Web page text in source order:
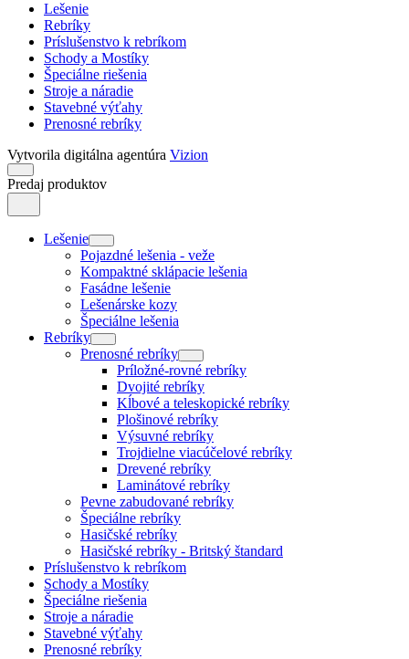
Lešenie
Rebríky
Príslušenstvo k rebríkom
Schody a Mostíky
Špeciálne riešenia
Stroje a náradie
Stavebné výťahy
Prenosné rebríky
Vytvorila digitálna agentúra Vizion
Predaj produktov
Lešenie
Pojazdné lešenia - veže
Kompaktné sklápacie lešenia
Fasádne lešenie
Lešenárske kozy
Špeciálne lešenia
Rebríky
Prenosné rebríky
Príložné-rovné rebríky
Dvojité rebríky
Kĺbové a teleskopické rebríky
Plošinové rebríky
Výsuvné rebríky
Trojdielne viacúčelové rebríky
Drevené rebríky
Laminátové rebríky
Pevne zabudované rebríky
Špeciálne rebríky
Hasičské rebríky
Hasičské rebríky - Britský štandard
Príslušenstvo k rebríkom
Schody a Mostíky
Špeciálne riešenia
Stroje a náradie
Stavebné výťahy
Prenosné rebríky